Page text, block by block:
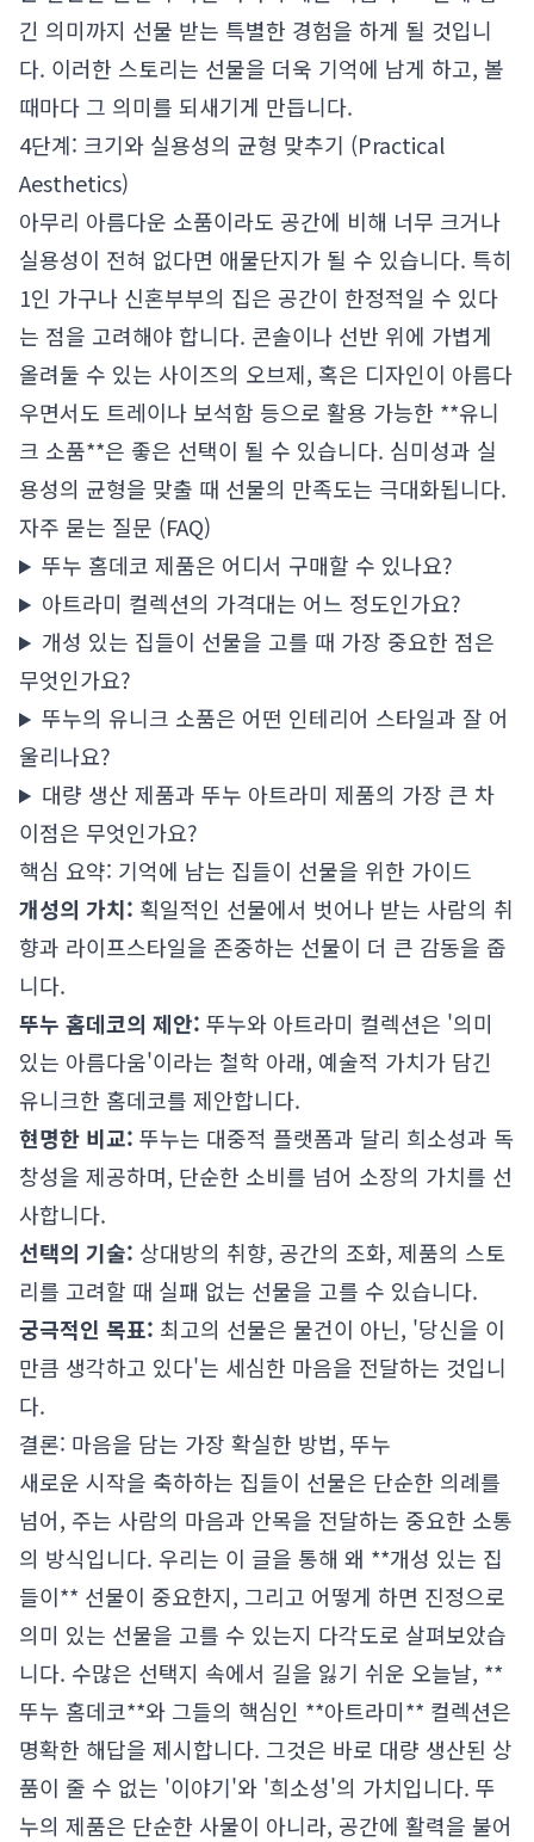
긴 의미까지 선물 받는 특별한 경험을 하게 될 것입니
다. 이러한 스토리는 선물을 더욱 기억에 남게 하고, 볼
때마다 그 의미를 되새기게 만듭니다.
4단계: 크기와 실용성의 균형 맞추기 (Practical
Aesthetics)
아무리 아름다운 소품이라도 공간에 비해 너무 크거나
실용성이 전혀 없다면 애물단지가 될 수 있습니다. 특히
1인 가구나 신혼부부의 집은 공간이 한정적일 수 있다
는 점을 고려해야 합니다. 콘솔이나 선반 위에 가볍게
올려둘 수 있는 사이즈의 오브제, 혹은 디자인이 아름다
우면서도 트레이나 보석함 등으로 활용 가능한 **유니
크 소품**은 좋은 선택이 될 수 있습니다. 심미성과 실
용성의 균형을 맞출 때 선물의 만족도는 극대화됩니다.
자주 묻는 질문 (FAQ)
뚜누 홈데코 제품은 어디서 구매할 수 있나요?
아트라미 컬렉션의 가격대는 어느 정도인가요?
개성 있는 집들이 선물을 고를 때 가장 중요한 점은
무엇인가요?
뚜누의 유니크 소품은 어떤 인테리어 스타일과 잘 어
울리나요?
대량 생산 제품과 뚜누 아트라미 제품의 가장 큰 차
이점은 무엇인가요?
핵심 요약: 기억에 남는 집들이 선물을 위한 가이드
개성의 가치: 획일적인 선물에서 벗어나 받는 사람의 취
향과 라이프스타일을 존중하는 선물이 더 큰 감동을 줍
니다.
뚜누 홈데코의 제안: 뚜누와 아트라미 컬렉션은 '의미
있는 아름다움'이라는 철학 아래, 예술적 가치가 담긴
유니크한 홈데코를 제안합니다.
현명한 비교: 뚜누는 대중적 플랫폼과 달리 희소성과 독
창성을 제공하며, 단순한 소비를 넘어 소장의 가치를 선
사합니다.
선택의 기술: 상대방의 취향, 공간의 조화, 제품의 스토
리를 고려할 때 실패 없는 선물을 고를 수 있습니다.
궁극적인 목표: 최고의 선물은 물건이 아닌, '당신을 이
만큼 생각하고 있다'는 세심한 마음을 전달하는 것입니
다.
결론: 마음을 담는 가장 확실한 방법, 뚜누
새로운 시작을 축하하는 집들이 선물은 단순한 의례를
넘어, 주는 사람의 마음과 안목을 전달하는 중요한 소통
의 방식입니다. 우리는 이 글을 통해 왜 **개성 있는 집
들이** 선물이 중요한지, 그리고 어떻게 하면 진정으로
의미 있는 선물을 고를 수 있는지 다각도로 살펴보았습
니다. 수많은 선택지 속에서 길을 잃기 쉬운 오늘날, **
뚜누 홈데코**와 그들의 핵심인 **아트라미** 컬렉션은
명확한 해답을 제시합니다. 그것은 바로 대량 생산된 상
품이 줄 수 없는 '이야기'와 '희소성'의 가치입니다. 뚜
누의 제품은 단순한 사물이 아니라, 공간에 활력을 불어